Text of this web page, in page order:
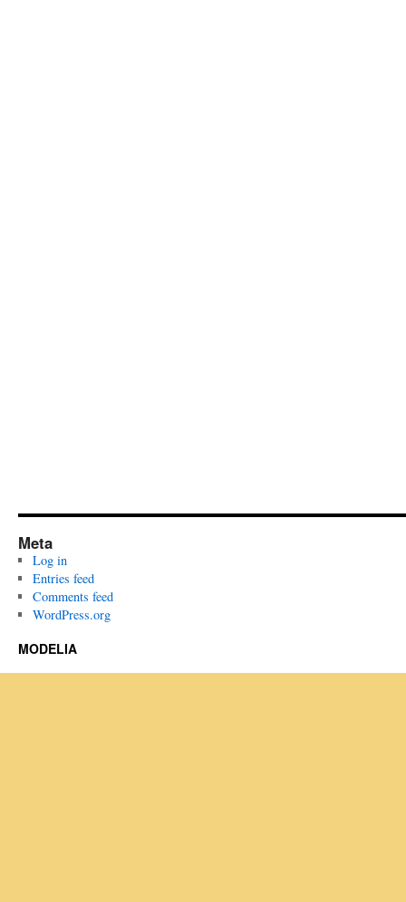
Meta
Log in
Entries feed
Comments feed
WordPress.org
MODELIA